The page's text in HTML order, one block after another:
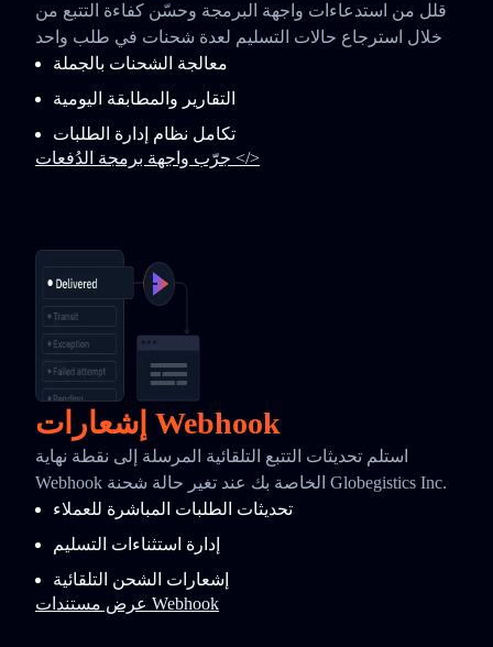
قلل من استدعاءات واجهة البرمجة وحسّن كفاءة التتبع من
خلال استرجاع حالات التسليم لعدة شحنات في طلب واحد
معالجة الشحنات بالجملة
التقارير والمطابقة اليومية
تكامل نظام إدارة الطلبات
جرّب واجهة برمجة الدُفعات </>
إشعارات Webhook
استلم تحديثات التتبع التلقائية المرسلة إلى نقطة نهاية
Webhook الخاصة بك عند تغير حالة شحنة Globegistics Inc.
تحديثات الطلبات المباشرة للعملاء
إدارة استثناءات التسليم
إشعارات الشحن التلقائية
عرض مستندات Webhook